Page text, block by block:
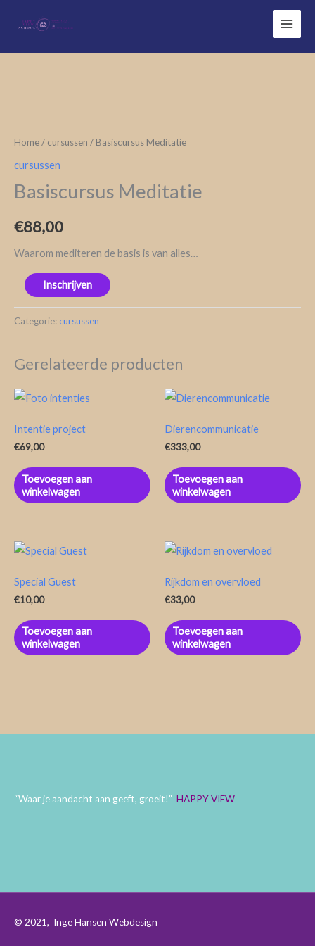
naar
Home/ cursussen / Basiscursus Meditatie
cursussen
Basiscursus Meditatie
€88,00
Waarom mediteren de basis is van alles…
aantal
Inschrijven
Categorie: cursussen
Gerelateerde producten
Intentie project
€69,00
Toevoegen aan
winkelwagen
Dierencommunicatie
€333,00
Toevoegen aan
winkelwagen
Special Guest
€10,00
Toevoegen aan
winkelwagen
Rijkdom en overvloed
€33,00
Toevoegen aan
winkelwagen
“Waar je aandacht aan geeft, groeit!” HAPPY VIEW
© 2021, Inge Hansen Webdesign